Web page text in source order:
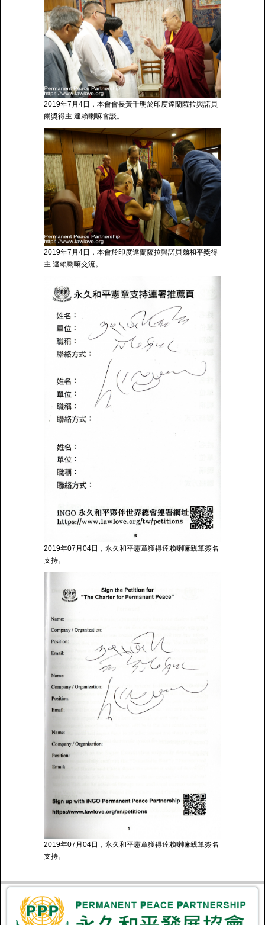
2019年7月4日，本會會長黃千明於印度達蘭薩拉與諾貝
爾獎得主 達賴喇嘛會談。
2019年7月4日，本會於印度達蘭薩拉與諾貝爾和平獎得
主 達賴喇嘛交流。
2019年07月04日，永久和平憲章獲得達賴喇嘛親筆簽名
支持。
2019年07月04日，永久和平憲章獲得達賴喇嘛親筆簽名
支持。